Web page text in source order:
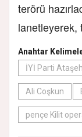
terörü
lanetleyerek,
Anahtar
İYİ Parti
Ali Coşkun
pençe Kilit